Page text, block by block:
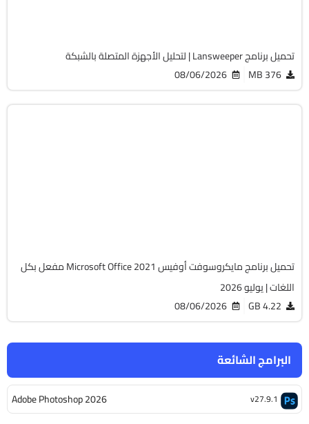
البرامج الشائعة
Adobe Photoshop 2026 v27.9.1
تحميل برنامج Lansweeper | لتحليل الأجهزة المتصلة بالشبكة
376 MB
08/06/2026
تحميل برنامج مايكروسوفت أوفيس Microsoft Office 2021 مفعل بكل
اللغات | يوليو 2026
4.22 GB
08/06/2026